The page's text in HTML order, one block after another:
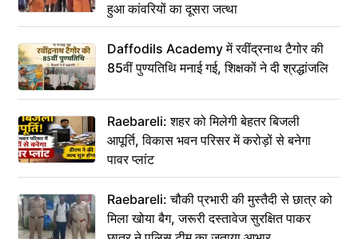
हुआ कांवरियों का दूसरा जत्था
Daffodils Academy में रवींद्रनाथ टैगोर की
85वीं पुण्यतिथि मनाई गई, शिक्षकों ने दी श्रद्धांजलि
Raebareli: शहर को मिलेगी बेहतर बिजली
आपूर्ति, विकास भवन परिसर में करोड़ों से बनेगा
पावर प्लांट
Raebareli: चौकी प्रभारी की मुस्तैदी से छात्र को
मिला खोया बैग, जरूरी दस्तावेज सुरक्षित पाकर